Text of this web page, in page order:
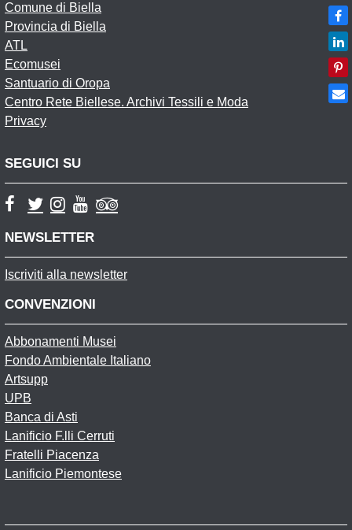
Comune di Biella
Provincia di Biella
ATL
Ecomusei
Santuario di Oropa
Centro Rete Biellese. Archivi Tessili e Moda
Privacy
SEGUICI SU
NEWSLETTER
Iscriviti alla newsletter
CONVENZIONI
Abbonamenti Musei
Fondo Ambientale Italiano
Artsupp
UPB
Banca di Asti
Lanificio F.lli Cerruti
Fratelli Piacenza
Lanificio Piemontese